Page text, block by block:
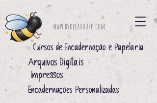
www.bydecauduro.com
Cursos de Encadernação e Papelaria
Arquivos Digitais ​
Impressos ​
Encadernações Personalizadas